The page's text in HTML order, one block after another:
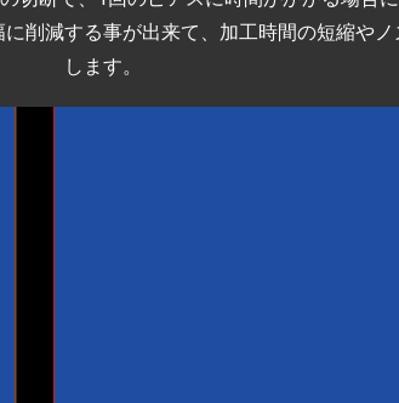
削減する事が出来て、加工時間の短縮や
します。